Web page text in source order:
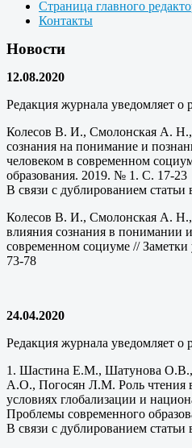
Страница главного
Контакты
Новости
12.08.2020
Редакция журнала уведомляет о
Колесов В. И., Смолонская А.
сознания на понимание и
человеком в современном
образования. 2019. № 1. С. 17-23
В связи с дублированием статьи
Колесов В. И., Смолонская А.
влияния сознания в понимании
современном социуме //
73-78
24.04.2020
Редакция журнала уведомляет о
1. Шастина Е.М., Шатунова О.В.,
А.О., Погосян Л.М. Роль чтения
условиях глобализации и
Проблемы современного
В связи с дублированием статьи